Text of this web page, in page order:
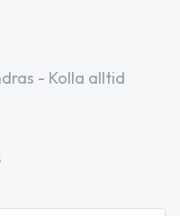
- Kolla alltid